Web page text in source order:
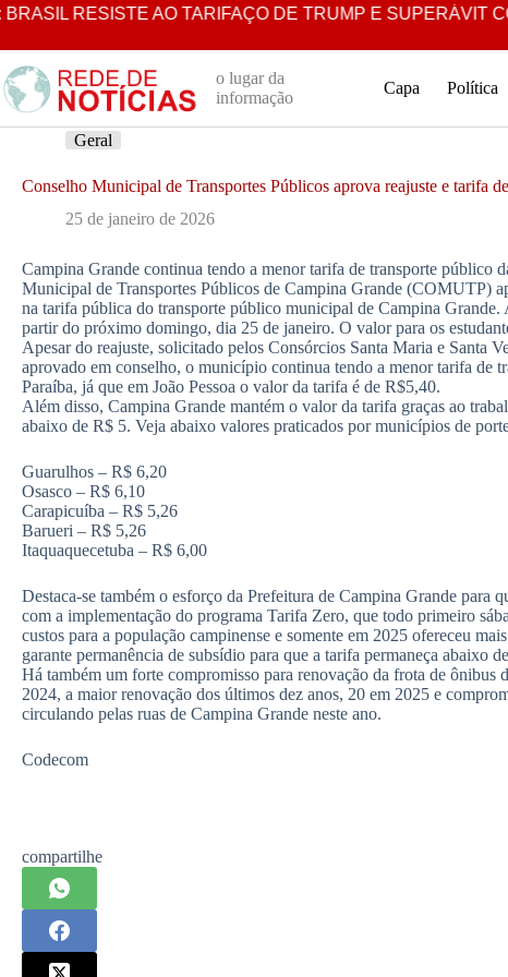
Pular
o
conteúdo
RESISTE AO TARIFAÇO DE TRUMP E SUPERÁVIT
o lugar da
informação
Capa Política
Geral
Conselho Municipal de Transportes Públicos aprova reajuste e tarifa
25 de janeiro de 2026
Campina Grande continua tendo a menor tarifa de transporte público
Municipal de Transportes Públicos de Campina Grande (COMUTP)
na tarifa pública do transporte público municipal de Campina Grande.
partir do próximo domingo, dia 25 de janeiro. O valor para os
Apesar do reajuste, solicitado pelos Consórcios Santa Maria e Santa
aprovado em conselho, o município continua tendo a menor tarifa de
Paraíba, já que em João Pessoa o valor da tarifa é de R$5,40.
Além disso, Campina Grande mantém o valor da tarifa graças ao
abaixo de R$ 5. Veja abaixo valores praticados por municípios de
Guarulhos – R$ 6,20
Osasco – R$ 6,10
Carapicuíba – R$ 5,26
Barueri – R$ 5,26
Itaquaquecetuba – R$ 6,00
Destaca-se também o esforço da Prefeitura de Campina Grande para
com a implementação do programa Tarifa Zero, que todo primeiro
custos para a população campinense e somente em 2025 ofereceu
garante permanência de subsídio para que a tarifa permaneça abaixo
Há também um forte compromisso para renovação da frota de ônibus
2024, a maior renovação dos últimos dez anos, 20 em 2025 e
circulando pelas ruas de Campina Grande neste ano.
Codecom
compartilhe